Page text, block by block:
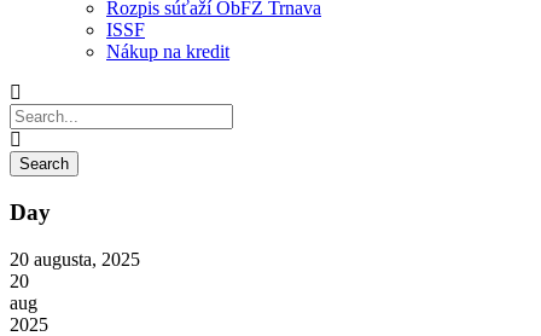
Rozpis súťaží ObFZ Trnava
ISSF
Nákup na kredit
Day
20 augusta, 2025
20
aug
2025